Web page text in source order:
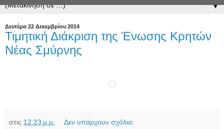
▼
Δευτέρα 22 Δεκεμβρίου 2014
Τιμητική Διάκριση της Ένωσης Κρητών
Νέας Σμύρνης
στις 12:23 μ.μ. Δεν υπάρχουν σχόλια: